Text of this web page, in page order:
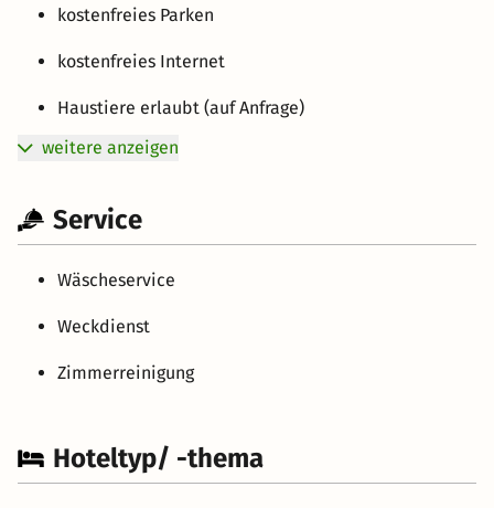
kostenfreies Parken
kostenfreies Internet
Haustiere erlaubt (auf Anfrage)
weitere anzeigen
Service
Wäscheservice
Weckdienst
Zimmerreinigung
Hoteltyp/ -thema